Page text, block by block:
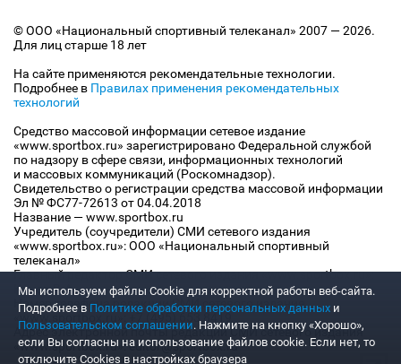
© ООО «Национальный спортивный телеканал» 2007 — 2026.
Для лиц старше 18 лет
На сайте применяются рекомендательные технологии.
Подробнее в Правилах применения рекомендательных
технологий
Средство массовой информации сетевое издание
«www.sportbox.ru» зарегистрировано Федеральной службой
по надзору в сфере связи, информационных технологий
и массовых коммуникаций (Роскомнадзор).
Свидетельство о регистрации средства массовой информации
Эл № ФС77-72613 от 04.04.2018
Название — www.sportbox.ru
Учредитель (соучредители) СМИ сетевого издания
«www.sportbox.ru»: ООО «Национальный спортивный
телеканал»
Главный редактор СМИ сетевого издания «www.sportbox.ru»:
Конов В.А.
Номер телефона редакции СМИ сетевого издания
«www.sportbox.ru»: +7 (495) 653 8419
Адрес электронной почты редакции СМИ сетевого издания
«www.sportbox.ru»: editor@sportbox.ru
Мы используем файлы Сookie для корректной работы веб-сайта.
Подробнее в Политике обработки персональных данных и
Пользовательском соглашении. Нажмите на кнопку «Хорошо»,
если Вы согласны на использование файлов cookie. Если нет, то
отключите Cookies в настройках браузера